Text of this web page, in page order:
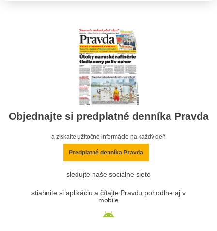
Objednajte si predplatné denníka Pravda
a získajte užitočné informácie na každý deň
Predplatné denníka Pravda
sledujte naše sociálne siete
stiahnite si aplikáciu a čítajte Pravdu pohodlne aj v
mobile